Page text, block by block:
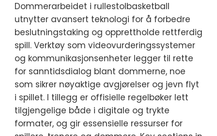
Dommerarbeidet i rullestolbasketball
utnytter avansert teknologi for å forbedre
beslutningstaking og opprettholde rettferdig
spill. Verktøy som videovurderingssystemer
og kommunikasjonsenheter legger til rette
for sanntidsdialog blant dommerne, noe
som sikrer nøyaktige avgjørelser og jevn flyt
i spillet. I tillegg er offisielle regelbøker lett
tilgjengelige både i digitale og trykte
formater, og gir essensielle ressurser for